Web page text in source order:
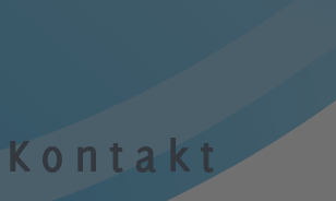
Kontakt